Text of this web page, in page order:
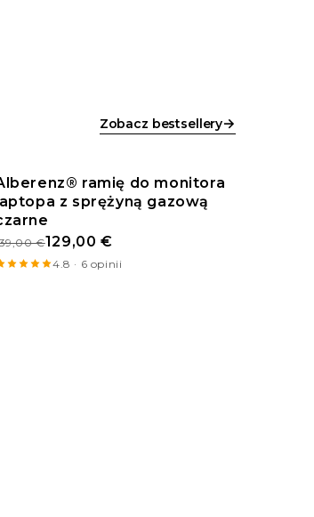
Zobacz bestsellery→
PROMOCJA
ramię do monitora
laptopa z sprężyną gazową
€129,00 €
4.8 · 6 opinii